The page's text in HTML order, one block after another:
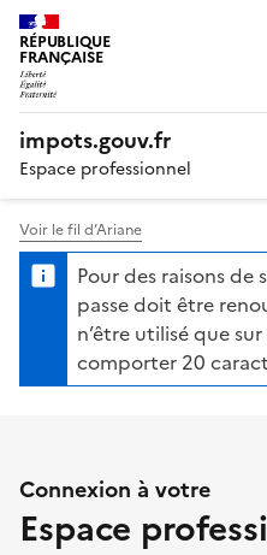
RÉPUBLIQUE
FRANÇAISE
impots.gouv.fr
Espace professionnel
Voir le fil d’Ariane
Pour des raisons
passe doit être
n’être utilisé que
comporter 20
Connexion à votre
Espace